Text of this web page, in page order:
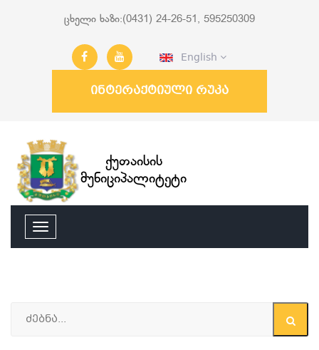
ცხელი ხაზი:(0431) 24-26-51, 595250309
English
ინტერაქტიული რუკა
ქუთაისის
მუნიციპალიტეტი